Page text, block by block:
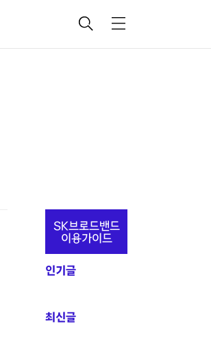
검
메
추
정
보
SK브로드밴드
이용가이드
인기글
최신글